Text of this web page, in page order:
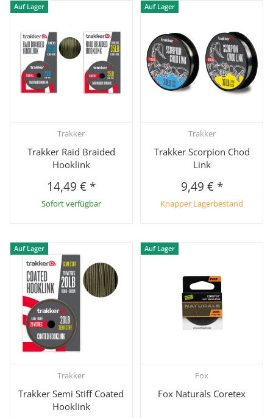
Auf Lager
Trakker
Trakker Raid Braided
Hooklink
14,49 € *
Sofort verfügbar
Auf Lager
Trakker
Trakker Scorpion Chod
Link
9,49 € *
Knapper Lagerbestand
Auf Lager
Trakker
Trakker Semi Stiff Coated
Hooklink
Auf Lager
Fox
Fox Naturals Coretex